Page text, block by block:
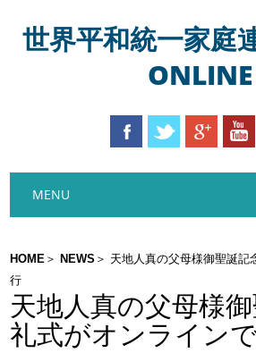
世界平和統一家庭
ONLINE
Main menu
MENU
HOME NEWS
天地人真の父母様御聖誕記
行
天地人真の父母様
礼式がオンライン